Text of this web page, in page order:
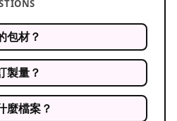
包材？
製量？
麼檔案？